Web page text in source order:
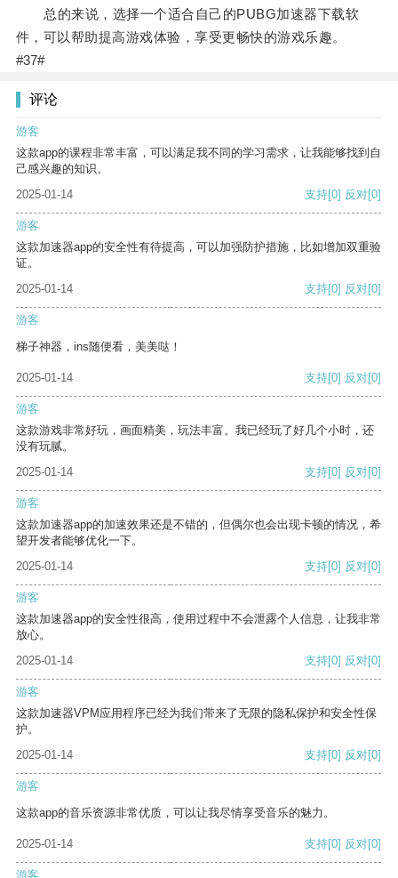
总的来说，选择一个适合自己的PUBG加速器下载软
件，可以帮助提高游戏体验，享受更畅快的游戏乐趣。
#37#
评论
游客
这款app的课程非常丰富，可以满足我不同的学习需求，让我能够找到自
己感兴趣的知识。
2025-01-14
支持[0] 反对[0]
游客
这款加速器app的安全性有待提高，可以加强防护措施，比如增加双重验
证。
2025-01-14
支持[0] 反对[0]
游客
梯子神器，ins随便看，美美哒！
2025-01-14 支持[0] 反对[0]
游客
这款游戏非常好玩，画面精美，玩法丰富。我已经玩了好几个小时，还
没有玩腻。
2025-01-14
支持[0] 反对[0]
游客
这款加速器app的加速效果还是不错的，但偶尔也会出现卡顿的情况，希
望开发者能够优化一下。
2025-01-14
支持[0] 反对[0]
游客
这款加速器app的安全性很高，使用过程中不会泄露个人信息，让我非常
放心。
2025-01-14
支持[0] 反对[0]
游客
这款加速器VPM应用程序已经为我们带来了无限的隐私保护和安全性保
护。
2025-01-14
支持[0] 反对[0]
游客
这款app的音乐资源非常优质，可以让我尽情享受音乐的魅力。
2025-01-14 支持[0] 反对[0]
游客